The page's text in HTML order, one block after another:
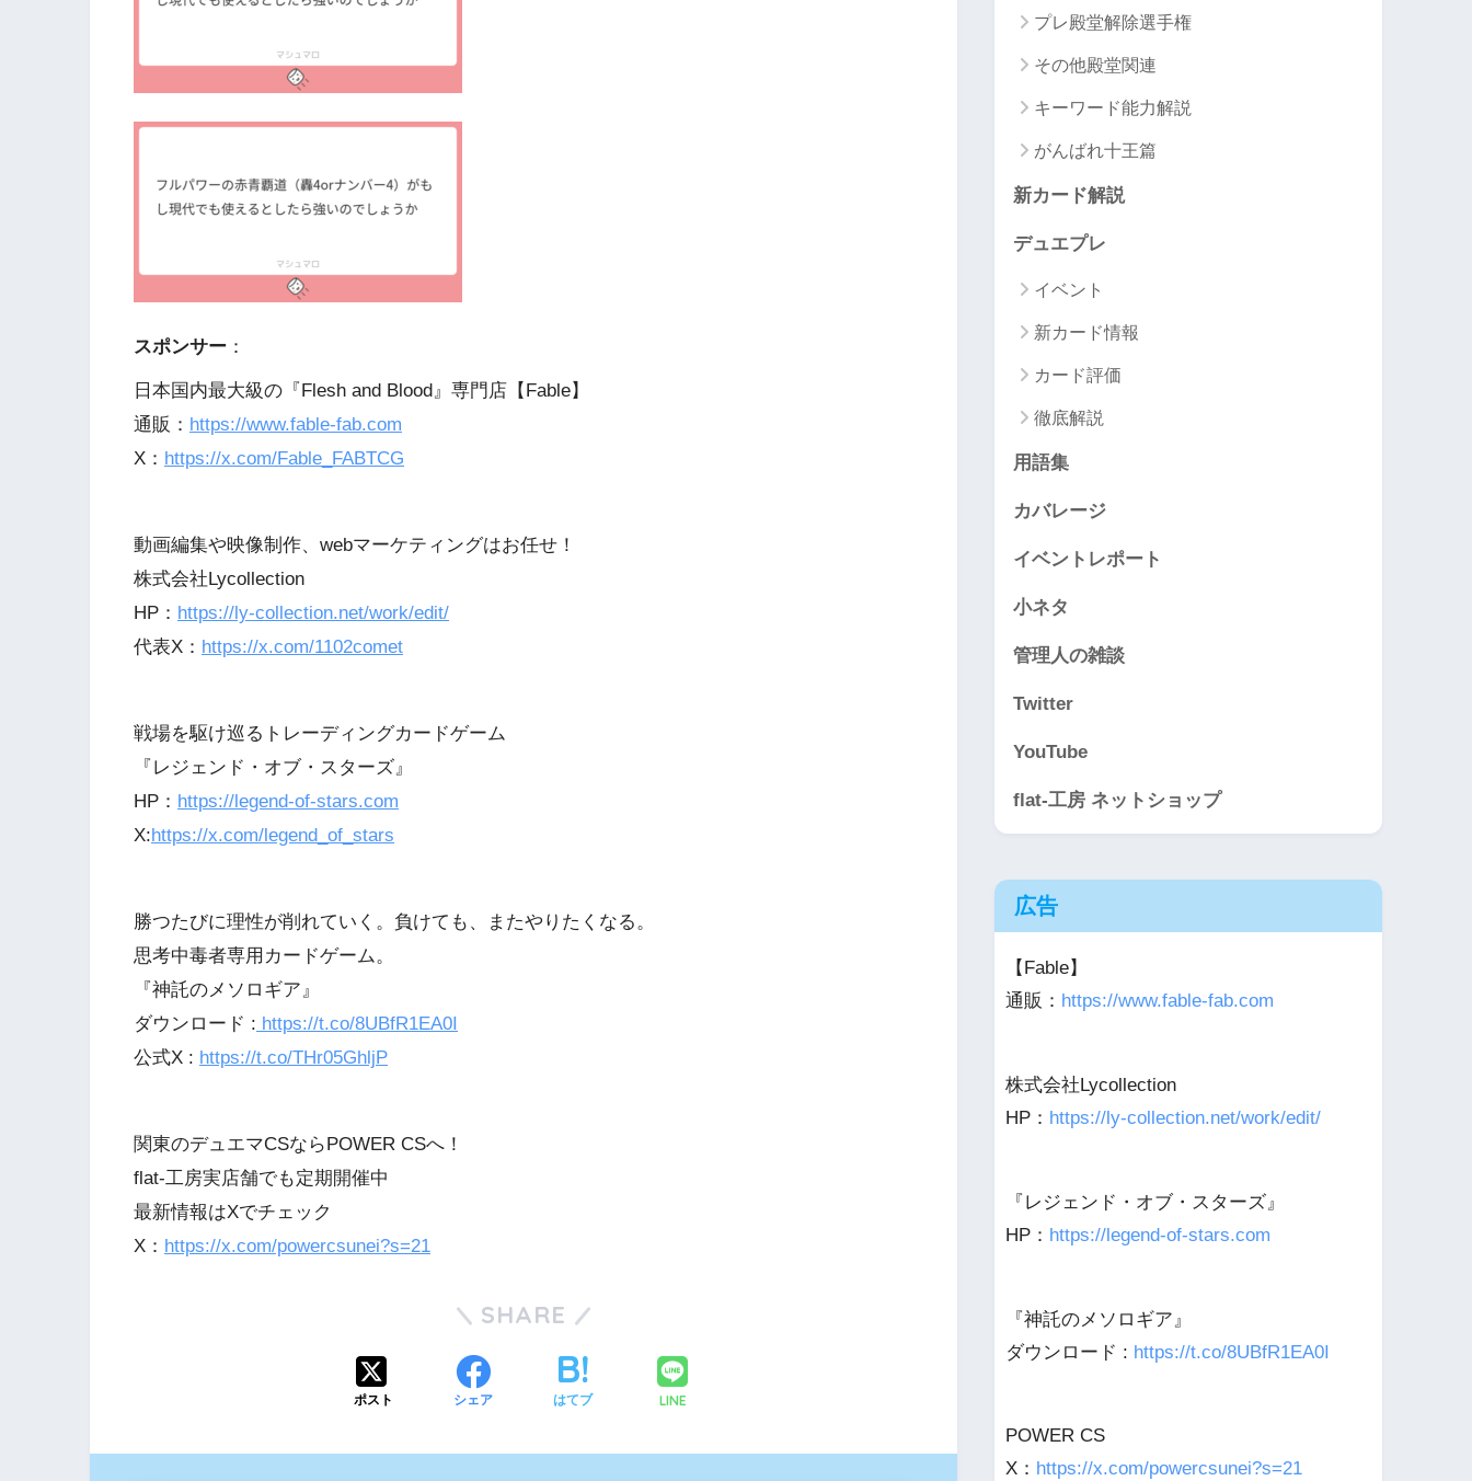
スポンサー ：
日本国内最大級の『Flesh and Blood』専門店【Fable】
通販： https://www.fable-fab.com
X： https://x.com/Fable_FABTCG
動画編集や映像制作、webマーケティングはお任せ！
株式会社Lycollection
HP： https://ly-collection.net/work/edit/
代表X： https://x.com/1102comet
戦場を駆け巡るトレーディングカードゲーム
『レジェンド・オブ・スターズ』
HP： https://legend-of-stars.com
X:https://x.com/legend_of_stars
勝つたびに理性が削れていく。負けても、またやりたくなる。
思考中毒者専用カードゲーム。
『神託のメソロギア』
ダウンロード : https://t.co/8UBfR1EA0I
公式X : https://t.co/THr05GhljP
関東のデュエマCSならPOWER CSへ！
flat-工房実店舗でも定期開催中
最新情報はXでチェック
X： https://x.com/powercsunei?s=21
SHARE
ポスト シェア はてブ LINE
プレ殿堂解除選手権
その他殿堂関連
キーワード能力解説
がんばれ十王篇
新カード解説
デュエプレ
イベント
新カード情報
カード評価
徹底解説
用語集
カバレージ
イベントレポート
小ネタ
管理人の雑談
Twitter
YouTube
flat-工房 ネットショップ
広告
【Fable】
通販： https://www.fable-fab.com
株式会社Lycollection
HP： https://ly-collection.net/work/edit/
『レジェンド・オブ・スターズ』
HP： https://legend-of-stars.com
『神託のメソロギア』
ダウンロード : https://t.co/8UBfR1EA0I
POWER CS
X： https://x.com/powercsunei?s=21